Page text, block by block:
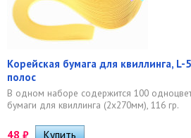
Корейская бумага для квиллинга,
полос
В одном наборе содержится 100
бумаги для квиллинга (2х270мм), 116 гр.
48 ₽